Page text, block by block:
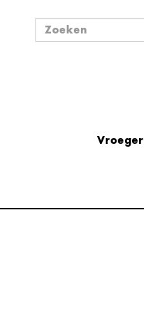
Zoekveld
Vroeger